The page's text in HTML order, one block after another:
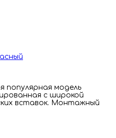
популярная модель
с широкой
вставок. Монтажный